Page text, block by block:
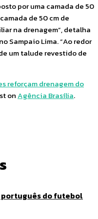
por uma camada de 50
de 50 cm de
na drenagem”, detalha
Sampaio Lima. “Ao redor
um talude revestido de
reforçam drenagem do
onAgência Brasília.
português do futebol